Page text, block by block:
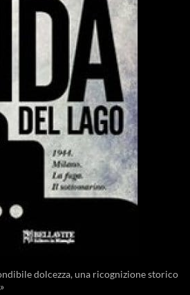
dolcezza, una ricognizione storico